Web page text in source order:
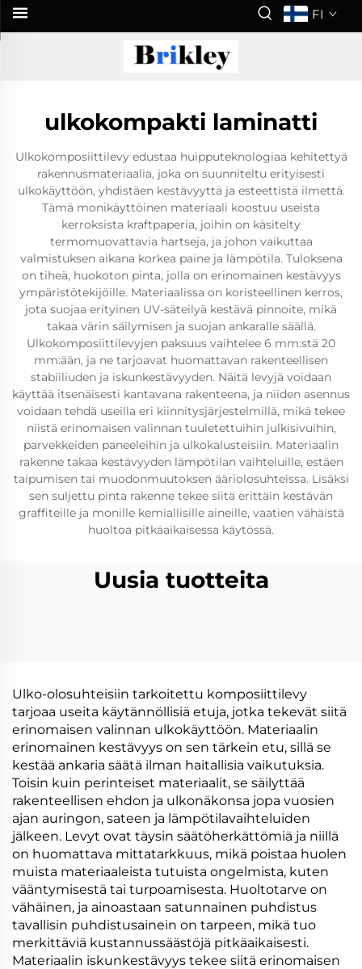
FI
ulkokompakti laminatti
Ulkokomposiittilevy edustaa huipputeknologiaa kehitettyä
rakennusmateriaalia, joka on suunniteltu erityisesti
ulkokäyttöön, yhdistäen kestävyyttä ja esteettistä ilmettä.
Tämä monikäyttöinen materiaali koostuu useista
kerroksista kraftpaperia, joihin on käsitelty
termomuovattavia hartseja, ja johon vaikuttaa
valmistuksen aikana korkea paine ja lämpötila. Tuloksena
on tiheä, huokoton pinta, jolla on erinomainen kestävyys
ympäristötekijöille. Materiaalissa on koristeellinen kerros,
jota suojaa erityinen UV-säteilyä kestävä pinnoite, mikä
takaa värin säilymisen ja suojan ankaralle säällä.
Ulkokomposiittilevyjen paksuus vaihtelee 6 mm:stä 20
mm:ään, ja ne tarjoavat huomattavan rakenteellisen
stabiiliuden ja iskunkestävyyden. Näitä levyjä voidaan
käyttää itsenäisesti kantavana rakenteena, ja niiden asennus
voidaan tehdä useilla eri kiinnitysjärjestelmillä, mikä tekee
niistä erinomaisen valinnan tuuletettuihin julkisivuihin,
parvekkeiden paneeleihin ja ulkokalusteisiin. Materiaalin
rakenne takaa kestävyyden lämpötilan vaihteluille, estäen
taipumisen tai muodonmuutoksen ääriolosuhteissa. Lisäksi
sen suljettu pinta rakenne tekee siitä erittäin kestävän
graffiteille ja monille kemiallisille aineille, vaatien vähäistä
huoltoa pitkäaikaisessa käytössä.
Uusia tuotteita
Ulko-olosuhteisiin tarkoitettu komposiittilevy
tarjoaa useita käytännöllisiä etuja, jotka tekevät siitä
erinomaisen valinnan ulkokäyttöön. Materiaalin
erinomainen kestävyys on sen tärkein etu, sillä se
kestää ankaria säätä ilman haitallisia vaikutuksia.
Toisin kuin perinteiset materiaalit, se säilyttää
rakenteellisen ehdon ja ulkonäkonsa jopa vuosien
ajan auringon, sateen ja lämpötilavaihteluiden
jälkeen. Levyt ovat täysin säätöherkättömiä ja niillä
on huomattava mittatarkkuus, mikä poistaa huolen
muista materiaaleista tutuista ongelmista, kuten
vääntymisestä tai turpoamisesta. Huoltotarve on
vähäinen, ja ainoastaan satunnainen puhdistus
tavallisin puhdistusainein on tarpeen, mikä tuo
merkittäviä kustannussäästöjä pitkäaikaisesti.
Materiaalin iskunkestävyys tekee siitä erinomaisen